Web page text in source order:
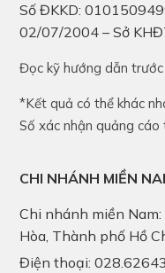
Số ĐKKD:
02/07/2004 – Sở
Đọc kỹ hướng dẫn
*Kết quả có thể khác
Số xác nhận quảng
CHI NHÁNH MIỀN
Chi nhánh miền
Hòa, Thành phố Hồ
Điện thoại: